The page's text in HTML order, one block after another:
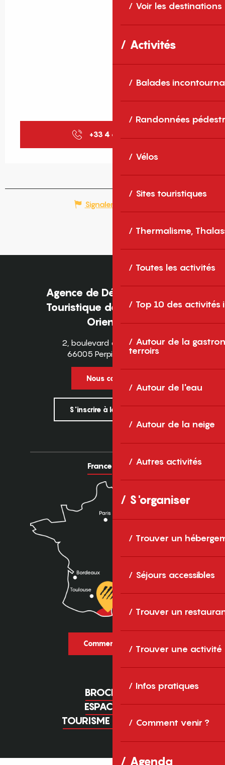
Voir les destinations
Activités
Balades
Randonnées
Vélos
Sites touristiques
Thermalisme,
Toutes les activités
Top 10 des activités
Autour de la
terroirs
Autour de l'eau
Autour de la neige
Autres activités
S'organiser
Trouver un
Séjours accessibles
Trouver un
Trouver une activité
Infos pratiques
Comment venir ?
Agenda
+33 4 68 81 42
Signaler une erreur
Agence de Développement
Touristique des Pyrénées-
Orientales
2, boulevard des Pyrénées
66005 Perpignan Cedex
Nous contacter
S'inscrire à la newsletter
France Europe
Comment venir ?
BROCHURES
ESPACE PRO
TOURISME D'AFFAIRES